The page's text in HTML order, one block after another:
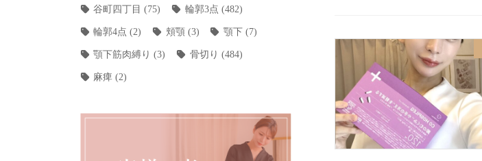
谷町四丁目 (75) 輪郭3点 (482)
輪郭4点 (2) 頬顎 (3) 顎下(7)
顎下筋肉縛り (3) 骨切り (484)
麻痺 (2)